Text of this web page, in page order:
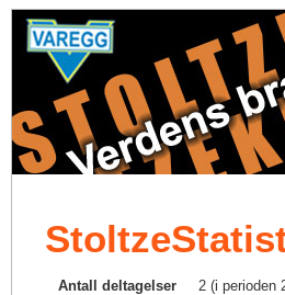
Antall deltagelser
2 (i perioden